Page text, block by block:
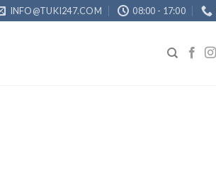
INFO@TUKI247.COM 08:00 - 17:00